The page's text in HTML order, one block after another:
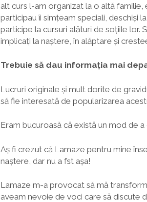
alt curs l-am organizat la o altă familie,
participau îi simțeam speciali, deschiși
participe la cursuri alături de soțiile lor.
implicați la naștere, în alăptare și
Trebuie să dau informația mai
Lucruri originale și mult dorite de
să fie interesată de popularizarea
Eram bucuroasă că există un mod de
Aș fi crezut că Lamaze pentru mine
naștere, dar nu a fst așa!
Lamaze m-a provocat să mă
aveam nevoie de voci care să discute